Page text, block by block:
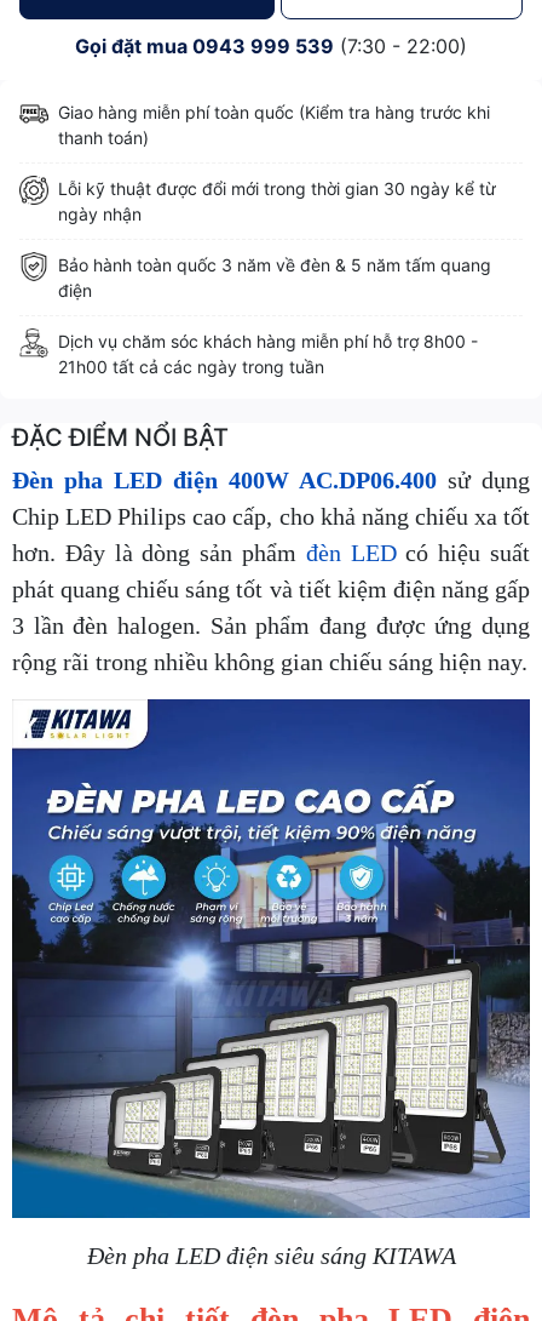
Gọi đặt mua 0943 999 539 (7:30 - 22:00)
Giao hàng miễn phí toàn quốc (Kiểm tra hàng trước khi
thanh toán)
Lỗi kỹ thuật được đổi mới trong thời gian 30 ngày kể từ
ngày nhận
Bảo hành toàn quốc 3 năm về đèn & 5 năm tấm quang
điện
Dịch vụ chăm sóc khách hàng miễn phí hỗ trợ 8h00 -
21h00 tất cả các ngày trong tuần
ĐẶC ĐIỂM NỔI BẬT
Đèn pha LED điện 400W AC.DP06.400 sử dụng
Chip LED Philips cao cấp, cho khả năng chiếu xa tốt
hơn. Đây là dòng sản phẩm đèn LEDcó hiệu suất
phát quang chiếu sáng tốt và tiết kiệm điện năng gấp
3 lần đèn halogen. Sản phẩm đang được ứng dụng
rộng rãi trong nhiều không gian chiếu sáng hiện nay.
Đèn pha LED điện siêu sáng KITAWA